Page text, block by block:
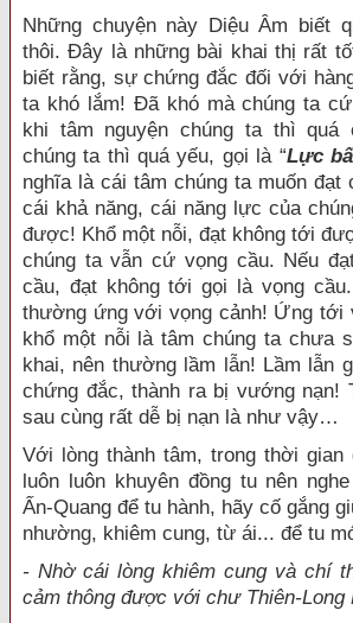
Những chuyện này Diệu Âm biết
thôi. Đây là những bài khai thị rất
biết rằng, sự chứng đắc đối với
ta khó lắm! Đã khó mà chúng ta
khi tâm nguyện chúng ta thì quá
chúng ta thì quá yếu, gọi là “Lực
nghĩa là cái tâm chúng ta muốn đạt
cái khả năng, cái năng lực của
được! Khổ một nỗi, đạt không tới
chúng ta vẫn cứ vọng cầu. Nếu
cầu, đạt không tới gọi là vọng
thường ứng với vọng cảnh! Ứng tới
khổ một nỗi là tâm chúng ta chưa
khai, nên thường lầm lẫn! Lầm lẫn
chứng đắc, thành ra bị vướng nạn!
sau cùng rất dễ bị nạn là như vậy…
Với lòng thành tâm, trong thời gian
luôn luôn khuyên đồng tu nên
Ấn-Quang để tu hành, hãy cố gắng
nhường, khiêm cung, từ ái... để tu
- Nhờ cái lòng khiêm cung và chí
cảm thông được với chư Thiên-Long